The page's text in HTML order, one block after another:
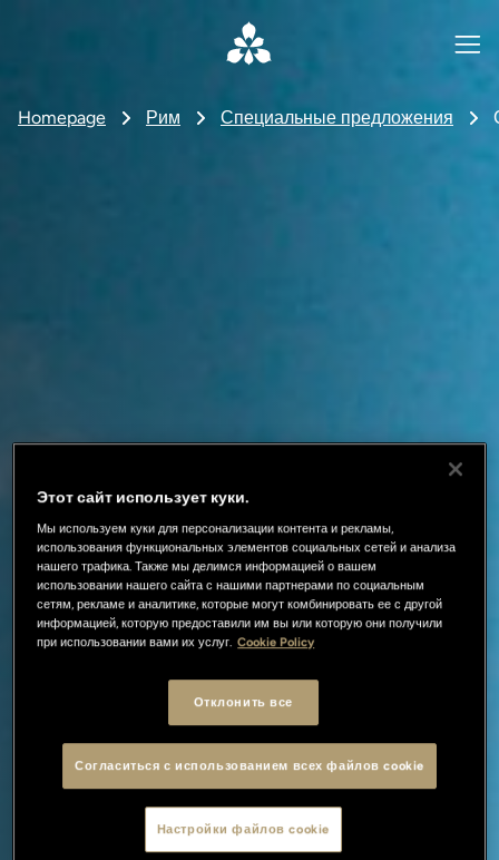
Homepage Рим Специальные предложения
Этот сайт использует куки.
Мы используем куки для персонализации контента и рекламы,
использования функциональных элементов социальных сетей и анализа
нашего трафика. Также мы делимся информацией о вашем
использовании нашего сайта с нашими партнерами по социальным
сетям, рекламе и аналитике, которые могут комбинировать ее с другой
информацией, которую предоставили им вы или которую они получили
при использовании вами их услуг. Cookie Policy
Отклонить все
Согласиться с использованием всех файлов cookie
Настройки файлов cookie